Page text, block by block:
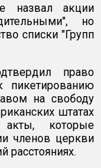
назвал акции
но
списки "Групп
право
пикетированию
на свободу
штатах
которые
членов церкви
расстояниях.